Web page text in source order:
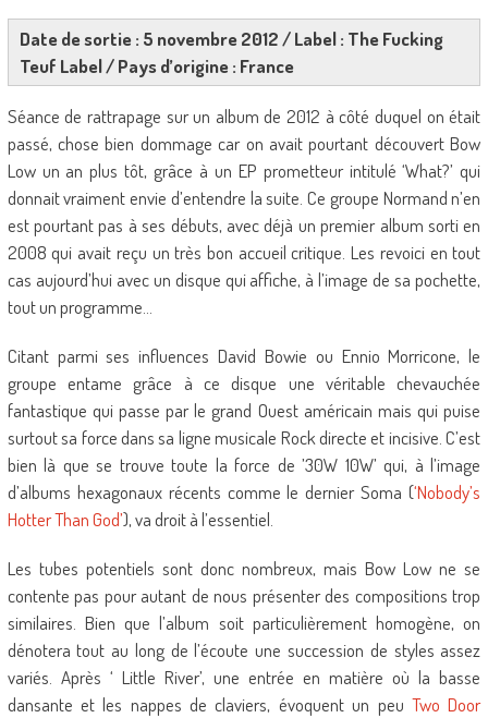
Date de sortie : 5 novembre 2012 / Label : The Fucking
Teuf Label / Pays d’origine : France
Séance de rattrapage sur un album de 2012 à côté duquel on était
passé, chose bien dommage car on avait pourtant découvert Bow
Low un an plus tôt, grâce à un EP prometteur intitulé ‘What?’ qui
donnait vraiment envie d’entendre la suite. Ce groupe Normand n’en
est pourtant pas à ses débuts, avec déjà un premier album sorti en
2008 qui avait reçu un très bon accueil critique. Les revoici en tout
cas aujourd’hui avec un disque qui affiche, à l’image de sa pochette,
tout un programme…
Citant parmi ses influences David Bowie ou Ennio Morricone, le
groupe entame grâce à ce disque une véritable chevauchée
fantastique qui passe par le grand Ouest américain mais qui puise
surtout sa force dans sa ligne musicale Rock directe et incisive. C’est
bien là que se trouve toute la force de ’30W 10W’ qui, à l’image
d’albums hexagonaux récents comme le dernier Soma (‘Nobody’s
Hotter Than God’), va droit à l’essentiel.
Les tubes potentiels sont donc nombreux, mais Bow Low ne se
contente pas pour autant de nous présenter des compositions trop
similaires. Bien que l’album soit particulièrement homogène, on
dénotera tout au long de l’écoute une succession de styles assez
variés. Après ‘ Little River’, une entrée en matière où la basse
dansante et les nappes de claviers, évoquent un peu Two Door